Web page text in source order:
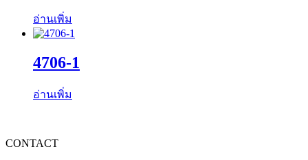
อ่านเพิ่ม
4706-1
อ่านเพิ่ม
CONTACT